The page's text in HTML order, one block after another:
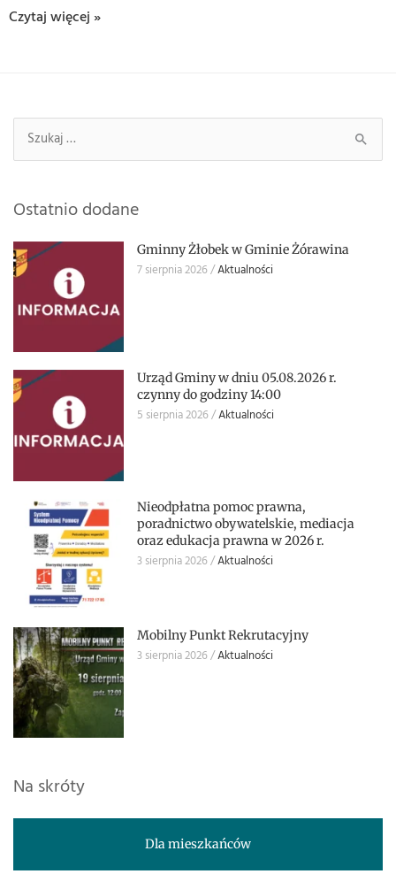
Czytaj więcej »
Szukaj:
Ostatnio dodane
Gminny Żłobek w Gminie Żórawina
7 sierpnia 2026 Aktualności
Urząd Gminy w dniu 05.08.2026 r.
czynny do godziny 14:00
5 sierpnia 2026 Aktualności
Nieodpłatna pomoc prawna,
poradnictwo obywatelskie, mediacja
oraz edukacja prawna w 2026 r.
3 sierpnia 2026 Aktualności
Mobilny Punkt Rekrutacyjny
3 sierpnia 2026 Aktualności
Na skróty
Dla mieszkańców